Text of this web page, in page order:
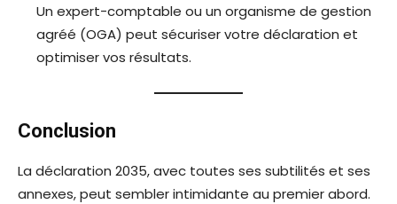
Un expert-comptable ou un organisme de gestion
agréé (OGA) peut sécuriser votre déclaration et
optimiser vos résultats.
Conclusion
La déclaration 2035, avec toutes ses subtilités et ses
annexes, peut sembler intimidante au premier abord.